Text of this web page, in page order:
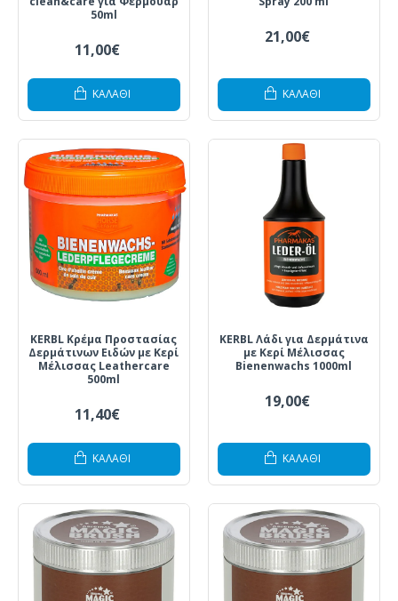
50ml
11,00€
ΚΑΛΆΘΙ
21,00€
ΚΑΛΆΘΙ
KERBL Κρέμα Προστασίας
Δερμάτινων Ειδών με Κερί
Μέλισσας Leathercare
500ml
11,40€
ΚΑΛΆΘΙ
KERBL Λάδι για Δερμάτινα
με Κερί Μέλισσας
Bienenwachs 1000ml
19,00€
ΚΑΛΆΘΙ